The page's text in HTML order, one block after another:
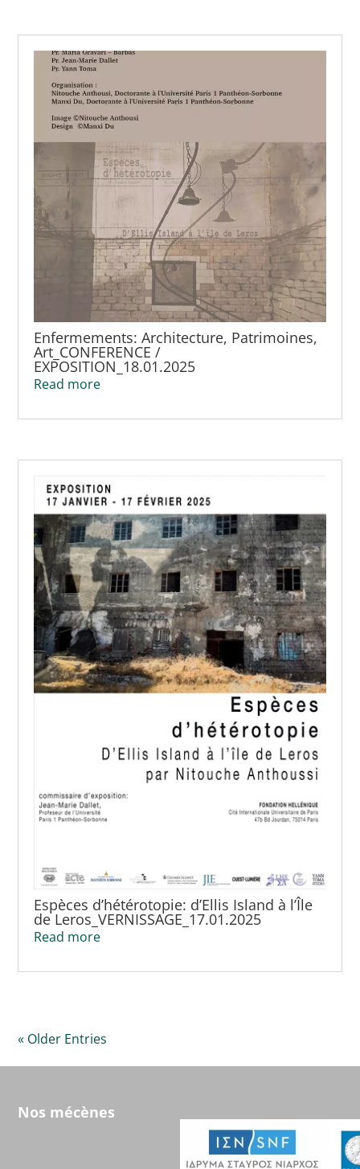
Enfermements: Architecture, Patrimoines,
Art_CONFERENCE /
EXPOSITION_18.01.2025
Read more
Espèces d’hétérotopie: d’Ellis Island à l’Île
de Leros_VERNISSAGE_17.01.2025
Read more
« Older Entries
Nos mécènes